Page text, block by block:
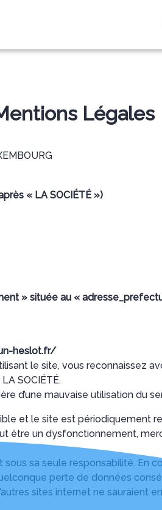
Légales
« LA SOCIÉTÉ »)
» située au «
heslot.fr/
le site, vous reconnaissez
SOCIÉTÉ.
d’une mauvaise utilisation du
et le site est périodiquement
être un dysfonctionnement,
sa seule responsabilité. En
perte de données
sites internet ne sauraient